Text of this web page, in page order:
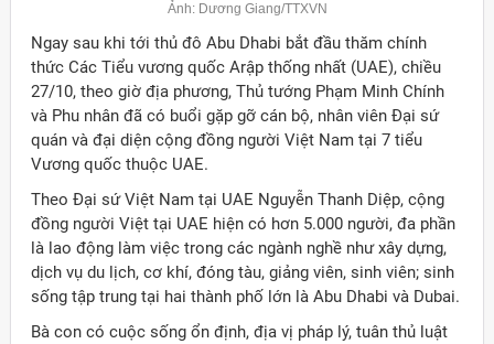
Ảnh: Dương Giang/TTXVN
Ngay sau khi tới thủ đô Abu Dhabi bắt đầu thăm chính
thức Các Tiểu vương quốc Arập thống nhất (UAE), chiều
27/10, theo giờ địa phương, Thủ tướng Phạm Minh Chính
và Phu nhân đã có buổi gặp gỡ cán bộ, nhân viên Đại sứ
quán và đại diện cộng đồng người Việt Nam tại 7 tiểu
Vương quốc thuộc UAE.
Theo Đại sứ Việt Nam tại UAE Nguyễn Thanh Diệp, cộng
đồng người Việt tại UAE hiện có hơn 5.000 người, đa phần
là lao động làm việc trong các ngành nghề như xây dựng,
dịch vụ du lịch, cơ khí, đóng tàu, giảng viên, sinh viên; sinh
sống tập trung tại hai thành phố lớn là Abu Dhabi và Dubai.
Bà con có cuộc sống ổn định, địa vị pháp lý, tuân thủ luật